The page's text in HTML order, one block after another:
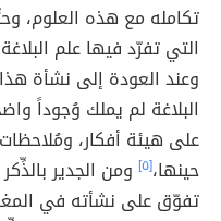
تكامله مع هذه العلوم،
التي تفرّد فيها علم
وعند العودة إلى نشأة
البلاغة لم يملك وُجوداً
على هيئة أفكار،
حينها،[٥]
ومن الجدير
تفوّق على نشأته في